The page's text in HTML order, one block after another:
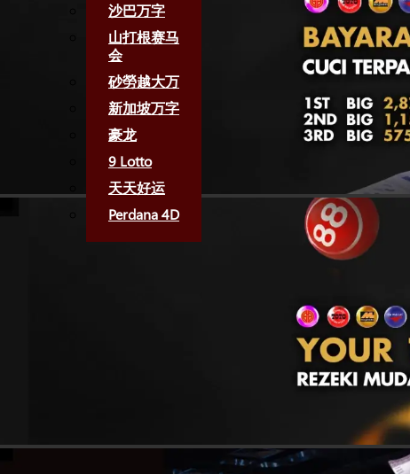
沙巴万字
山打根赛马
会
砂勞越大万
新加坡万字
豪龙
9 Lotto
天天好运
Perdana 4D